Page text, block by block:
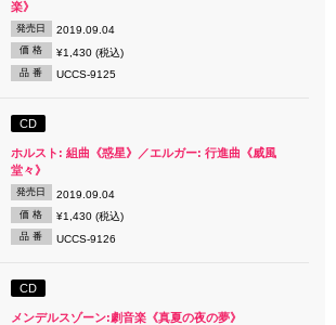
楽》
発売日 2019.09.04
価 格 ¥1,430 (税込)
品 番 UCCS-9125
CD
ホルスト: 組曲《惑星》／エルガー: 行進曲《威風
堂々》
発売日 2019.09.04
価 格 ¥1,430 (税込)
品 番 UCCS-9126
CD
メンデルスゾーン:劇音楽《真夏の夜の夢》